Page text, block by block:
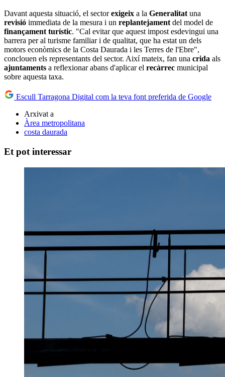
Davant aquesta situació, el sectorexigeix a la Generalitatuna
revisió immediata de la mesura i un replantejamentdel model de
finançament turístic. "Cal evitar que aquest impost esdevingui una
barrera per al turisme familiar i de qualitat, que ha estat un dels
motors econòmics de la Costa Daurada i les Terres de l'Ebre",
conclouen els representants del sector. Així mateix, fan una crida als
ajuntaments a reflexionar abans d'aplicar el recàrrec municipal
sobre aquesta taxa.
Escull Tarragona Digital com la teva font preferida de Google
Arxivat a
Àrea metropolitana
costa daurada
Et pot interessar